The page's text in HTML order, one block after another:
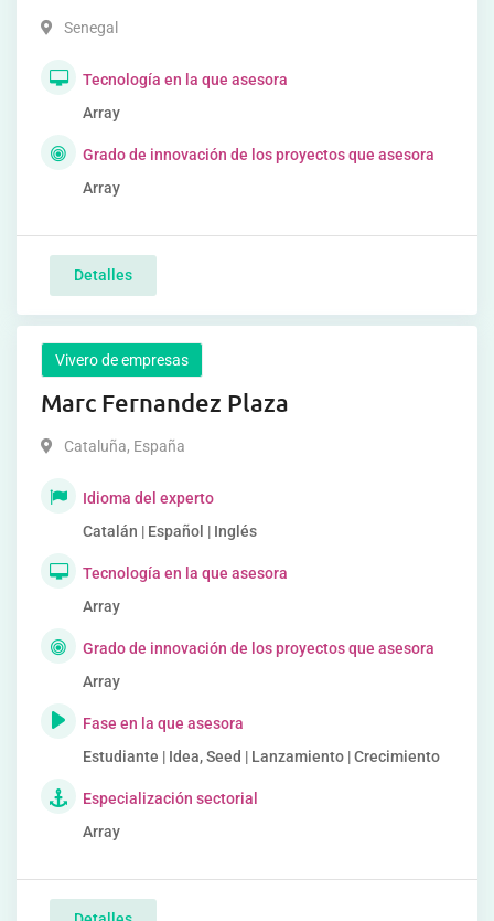
Senegal
Tecnología en la que asesora
Array
Grado de innovación de los proyectos que asesora
Array
Detalles
Vivero de empresas
Marc Fernandez Plaza
Cataluña, España
Idioma del experto
Catalán | Español | Inglés
Tecnología en la que asesora
Array
Grado de innovación de los proyectos que asesora
Array
Fase en la que asesora
Estudiante | Idea, Seed | Lanzamiento | Crecimiento
Especialización sectorial
Array